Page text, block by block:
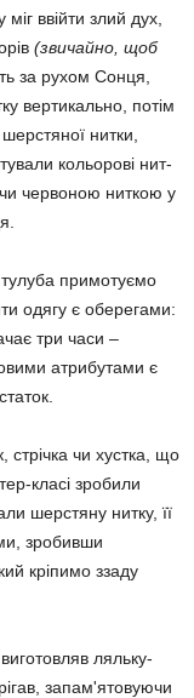
ввійти злий дух,
(зви­чайно, щоб
за рухом Сонця,
верти­кально, потім
нитки,
кольорові нит­
чер­воною ниткою у
примотуємо
одягу є оберегами:
три часи –
атрибутами є
стрічка чи хустка, що
класі зробили
шерстяну нитку, її
зро­бивши
кріпимо ззаду
ляльку-
запам'ятовуючи